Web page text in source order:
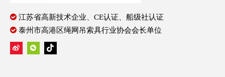
 江苏省高新技术企业、CE认证、船级社认证
 泰州市高港区绳网吊索具行业协会会长单位